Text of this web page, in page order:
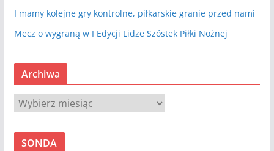
I mamy kolejne gry kontrolne, piłkarskie granie przed nami
Mecz o wygraną w I Edycji Lidze Szóstek Piłki Nożnej
Archiwa
A
r
c
SONDA